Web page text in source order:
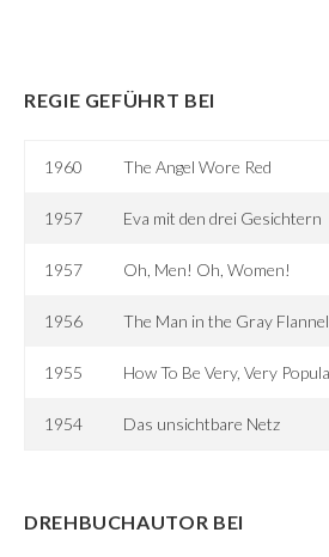
REGIE GEFÜHRT BEI
1960 The Angel Wore Red
1957 Eva mit den drei Gesichtern
1957 Oh, Men! Oh, Women!
1956 The Man in the Gray
1955 How To Be Very, Very
1954 Das unsichtbare Netz
DREHBUCHAUTOR BEI